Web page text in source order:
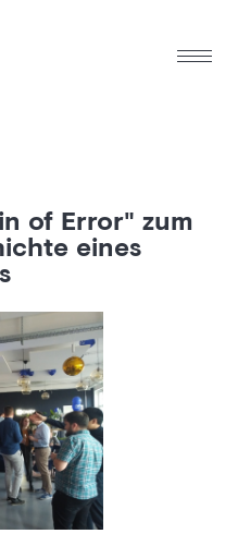
of Error" zum
eines